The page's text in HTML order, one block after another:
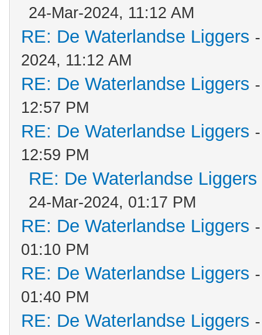
24-Mar-2024, 11:12 AM
RE: De Waterlandse Liggers
2024, 11:12 AM
RE: De Waterlandse Liggers
12:57 PM
RE: De Waterlandse Liggers
12:59 PM
RE: De Waterlandse Liggers
24-Mar-2024, 01:17 PM
RE: De Waterlandse Liggers
01:10 PM
RE: De Waterlandse Liggers
01:40 PM
RE: De Waterlandse Liggers